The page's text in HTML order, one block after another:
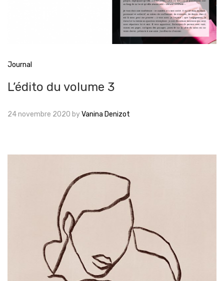
Journal
L’édito du volume 3
24 novembre 2020 byVanina Denizot